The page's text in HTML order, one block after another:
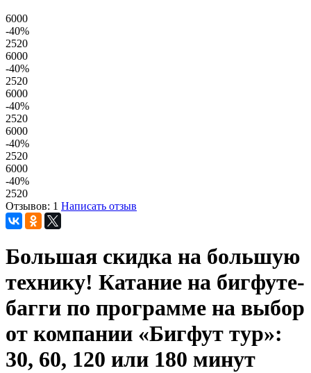
6000
-40%
2520
6000
-40%
2520
6000
-40%
2520
6000
-40%
2520
6000
-40%
2520
Отзывов: 1 Написать отзыв
Большая скидка на большую
технику! Катание на бигфуте-
багги по программе на выбор
от компании «Бигфут тур»:
30, 60, 120 или 180 минут